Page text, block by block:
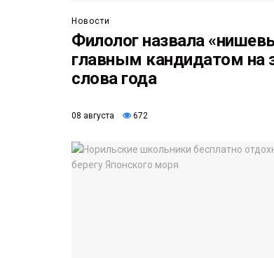
Новости
Филолог назвала
главным кандидатом на
слова года
08 августа 672